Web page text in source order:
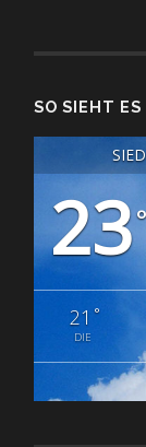
SO SIEHT
23°
21 °
DIE